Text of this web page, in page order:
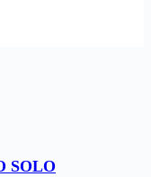
SOLO